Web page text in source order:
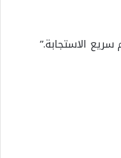
الاستجابة.”